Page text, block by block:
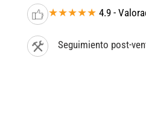
★★★★★ 4.9 -
Seguimiento post-